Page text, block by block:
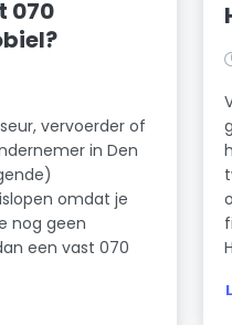
070
vervoerder of
in Den
omdat je
nog geen
een vast 070